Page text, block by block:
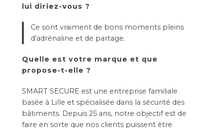
lui diriez-vous ?
Ce sont vraiment de bons moments pleins
d’adrénaline et de partage.
Quelle est votre marque et que
propose-t-elle ?
SMART SECURE est une entreprise familiale
basée à Lille et spécialisée dans la sécurité des
bâtiments. Depuis 25 ans, notre objectif est de
faire en sorte que nos clients puissent être